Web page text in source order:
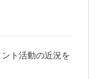
ト活動の近況を